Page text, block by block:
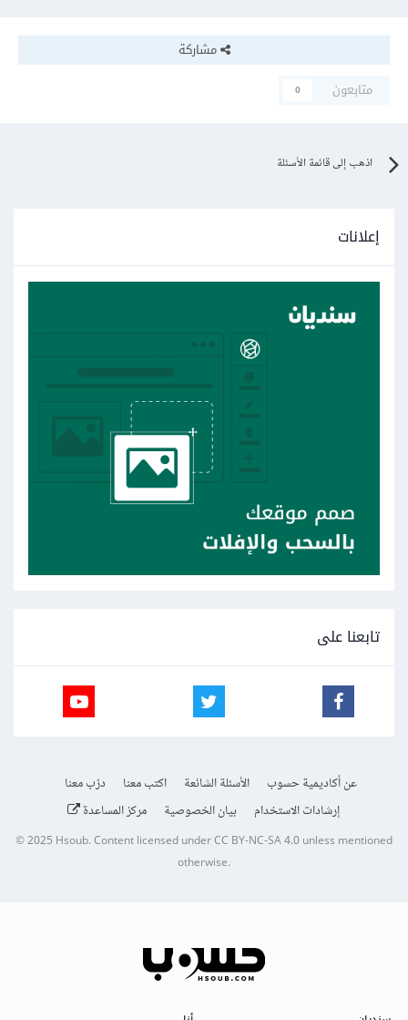
مشاركة
متابعون
0
اذهب إلى قائمة الأسئلة
إعلانات
تابعنا على
عن أكاديمية حسوب الأسئلة الشائعة اكتب معنا
درّب معنا
إرشادات الاستخدام
بيان الخصوصية مركز المساعدة
© 2025Hsoub.Content licensed underCC BY-NC-SA 4.0unless mentioned
otherwise.